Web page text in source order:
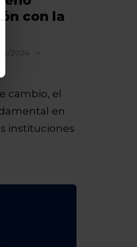
con la
cambio, el
en
instituciones